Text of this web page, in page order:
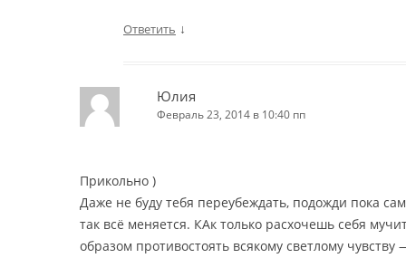
Ответить ↓
Юлия
Февраль 23, 2014 в 10:40 пп
Прикольно )
Даже не буду тебя переубеждать, подожди пока
так всё меняется. КАк только расхочешь себя
образом противостоять всякому светлому